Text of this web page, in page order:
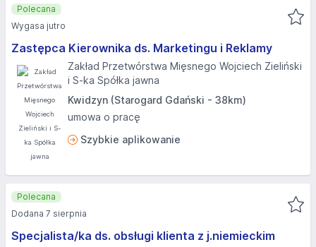
Zastępca Kierownika ds. Marketingu i Reklamy
Zakład Przetwórstwa Mięsnego Wojciech Zieliński
i S-ka Spółka jawna
Kwidzyn (Starogard Gdański - 38km)
umowa o pracę
Szybkie aplikowanie
Polecana
Wygasa jutro
Specjalista/ka ds. obsługi klienta z j.niemieckim
Polecana
Dodana 7 sierpnia